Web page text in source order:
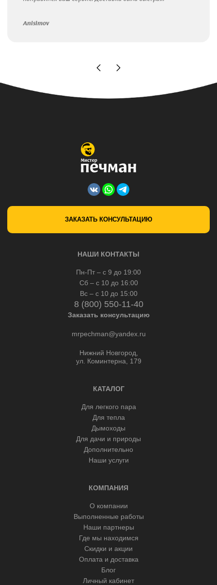
Anisimov
ЗАКАЗАТЬ КОНСУЛЬТАЦИЮ
НАШИ КОНТАКТЫ
Пн-Пт – с 9 до 19:00
Сб – с 10 до 16:00
Вс – с 10 до 15:00
8 (800) 550-11-40
Заказать консультацию
mrpechman@yandex.ru
Нижний Новгород,
ул. Коминтерна, 179
КАТАЛОГ
Для легкого пара
Для тепла
Дымоходы
Для дачи и природы
Дополнительно
Наши услуги
КОМПАНИЯ
О компании
Выполненные работы
Наши партнеры
Где мы находимся
Скидки и акции
Оплата и доставка
Блог
Личный кабинет